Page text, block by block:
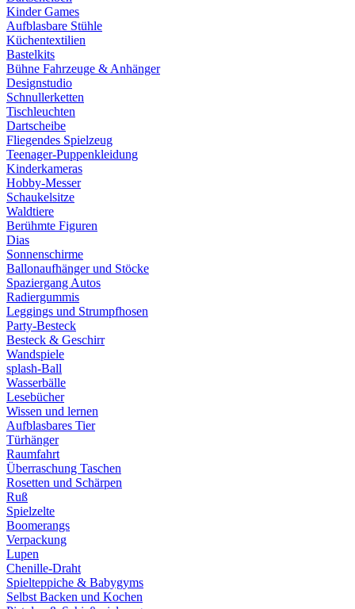
Kinder Games
Aufblasbare Stühle
Küchentextilien
Bastelkits
Bühne Fahrzeuge & Anhänger
Designstudio
Schnullerketten
Tischleuchten
Dartscheibe
Fliegendes Spielzeug
Teenager-Puppenkleidung
Kinderkameras
Hobby-Messer
Schaukelsitze
Waldtiere
Berühmte Figuren
Dias
Sonnenschirme
Ballonaufhänger und Stöcke
Spaziergang Autos
Radiergummis
Leggings und Strumpfhosen
Party-Besteck
Besteck & Geschirr
Wandspiele
splash-Ball
Wasserbälle
Lesebücher
Wissen und lernen
Aufblasbares Tier
Türhänger
Raumfahrt
Überraschung Taschen
Rosetten und Schärpen
Ruß
Spielzelte
Boomerangs
Verpackung
Lupen
Chenille-Draht
Spielteppiche & Babygyms
Selbst Backen und Kochen